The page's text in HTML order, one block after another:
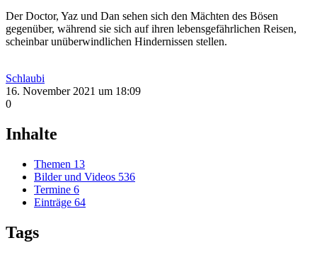
Der Doctor, Yaz und Dan sehen sich den Mächten des Bösen
gegenüber, während sie sich auf ihren lebensgefährlichen Reisen,
scheinbar unüberwindlichen Hindernissen stellen.
Schlaubi
16. November 2021 um 18:09
0
Inhalte
Themen 13
Bilder und Videos 536
Termine 6
Einträge 64
Tags